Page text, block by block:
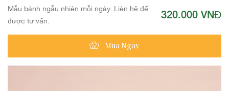
Mẫu bánh ngẫu nhiên mỗi ngày. Liên hệ để
được tư vấn.
320.000 VNĐ
Mua Ngay